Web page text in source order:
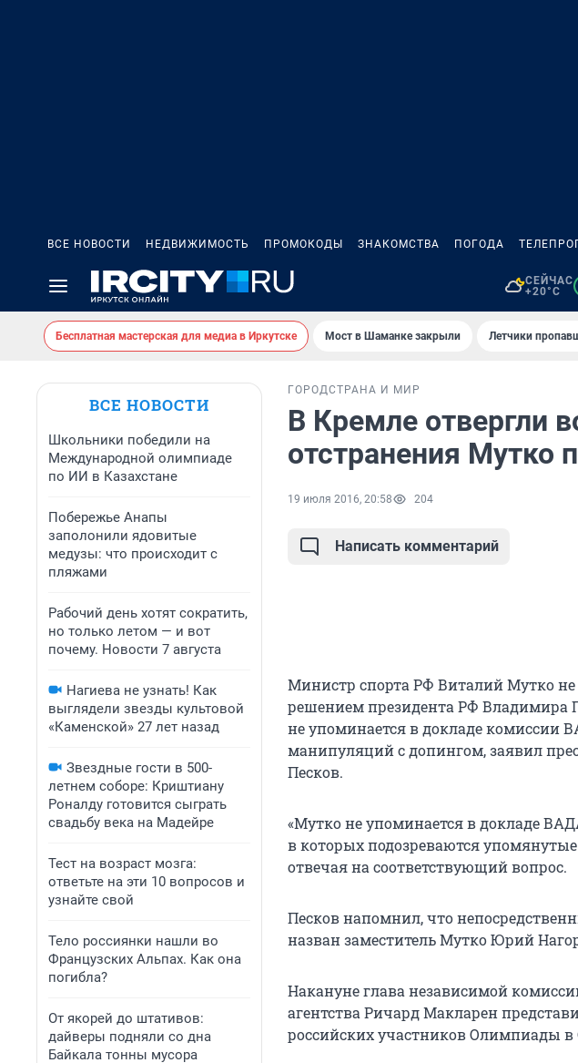
ВСЕ НОВОСТИ НЕДВИЖИМОСТЬ ПРОМОКОДЫ ЗНАКОМСТВА ПОГОДА
СЕЙЧАС
+20°C
Бесплатная мастерская для медиа в Иркутске Мост в Шаманке закрыли Летчики
ВСЕ НОВОСТИ
Школьники победили на
Международной олимпиаде
по ИИ в Казахстане
Побережье Анапы
заполонили ядовитые
медузы: что происходит с
пляжами
Рабочий день хотят сократить,
но только летом — и вот
почему. Новости 7 августа
Нагиева не узнать! Как
выглядели звезды культовой
«Каменской» 27 лет назад
Звездные гости в 500-
летнем соборе: Криштиану
Роналду готовится сыграть
свадьбу века на Мадейре
Тест на возраст мозга:
ответьте на эти 10 вопросов и
узнайте свой
Тело россиянки нашли во
Французских Альпах. Как она
погибла?
От якорей до штативов:
дайверы подняли со дна
Байкала тонны мусора
ГОРОДСТРАНА И МИР
В Кремле отвергли
отстранения Мутко
19 июля 2016, 20:58 204
Написать комментарий
Министр спорта РФ Виталий Мутко не
решением президента РФ Владимира
не упоминается в докладе комиссии
манипуляций с допингом, заявил
Песков.
«Мутко не упоминается в докладе
в которых подозреваются
отвечая на соответствующий вопрос.
Песков напомнил, что
назван заместитель Мутко Юрий
Накануне глава независимой
агентства Ричард Макларен
российских участников Олимпиады в